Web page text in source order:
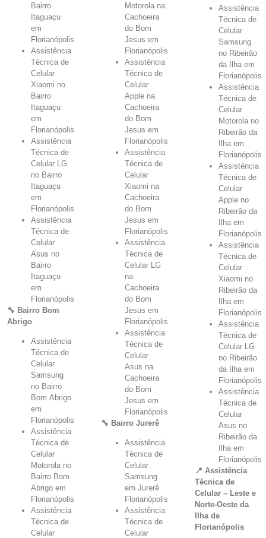
Bairro
Itaguaçu
em
Florianópolis
Assistência
Técnica de
Celular
Xiaomi no
Bairro
Itaguaçu
em
Florianópolis
Assistência
Técnica de
Celular LG
no Bairro
Itaguaçu
em
Florianópolis
Assistência
Técnica de
Celular
Asus no
Bairro
Itaguaçu
em
Florianópolis
🔧 Bairro Bom
Abrigo
Assistência
Técnica de
Celular
Samsung
no Bairro
Bom Abrigo
em
Florianópolis
Assistência
Técnica de
Celular
Motorola no
Bairro Bom
Abrigo em
Florianópolis
Assistência
Técnica de
Celular
Motorola na
Cachoeira
do Bom
Jesus em
Florianópolis
Assistência
Técnica de
Celular
Apple na
Cachoeira
do Bom
Jesus em
Florianópolis
Assistência
Técnica de
Celular
Xiaomi na
Cachoeira
do Bom
Jesus em
Florianópolis
Assistência
Técnica de
Celular LG
na
Cachoeira
do Bom
Jesus em
Florianópolis
Assistência
Técnica de
Celular
Asus na
Cachoeira
do Bom
Jesus em
Florianópolis
🔧 Bairro Jurerê
Assistência
Técnica de
Celular
Samsung
em Jurerê
Florianópolis
Assistência
Técnica de
Celular
Assistência
Técnica de
Celular
Samsung
no Ribeirão
da Ilha em
Florianópolis
Assistência
Técnica de
Celular
Motorola no
Ribeirão da
Ilha em
Florianópolis
Assistência
Técnica de
Celular
Apple no
Ribeirão da
Ilha em
Florianópolis
Assistência
Técnica de
Celular
Xiaomi no
Ribeirão da
Ilha em
Florianópolis
Assistência
Técnica de
Celular LG
no Ribeirão
da Ilha em
Florianópolis
Assistência
Técnica de
Celular
Asus no
Ribeirão da
Ilha em
Florianópolis
📍 Assistência
Técnica de
Celular – Leste e
Norte-Oeste da
Ilha de
Florianópolis